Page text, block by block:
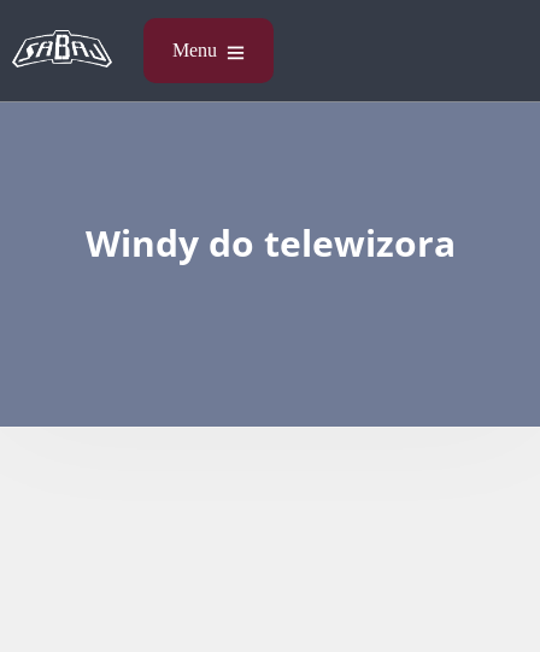
Windy do telewizora